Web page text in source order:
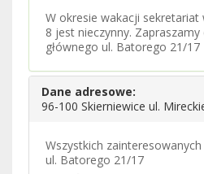
W okresie wakacji sekretariat
8 jest nieczynny.
głównego ul. Batorego 21/17
Dane adresowe:
96-100 Skierniewice ul.
Wszystkich
ul. Batorego 21/17